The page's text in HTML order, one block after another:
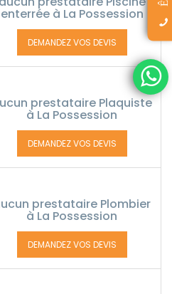
enterrée à La Possession
DEMANDEZ VOS DEVIS
prestataire Plaquiste
à La Possession
DEMANDEZ VOS DEVIS
prestataire Plombier
à La Possession
DEMANDEZ VOS DEVIS